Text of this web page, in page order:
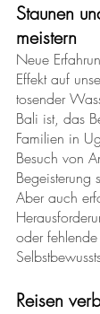
Staunen
meistern
Neue
Effekt auf
tosender
Bali ist, das
Familien in
Besuch von
Begeisterung
Aber auch
oder
Reisen